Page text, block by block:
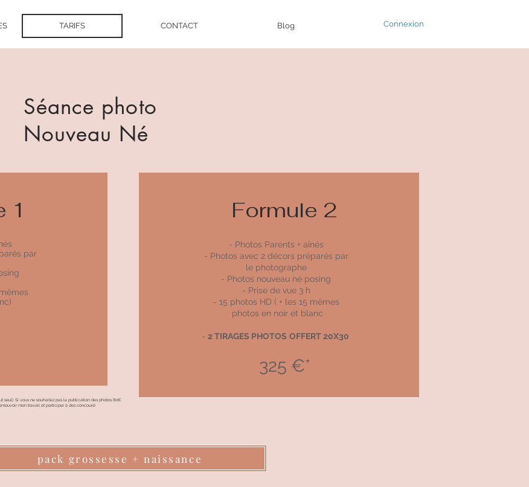
TARIFS CONTACT Blog Connexion
Séance photo
Nouveau Né
1
par
Formule 2
- Photos Parents + aînés
- Photos avec 2 décors préparés par
le photographe
- Photos nouveau né posing
- Prise de vue 3 h
- 15 photos HD ( + les 15 mêmes
photos en noir et blanc
- 2 TIRAGES PHOTOS OFFERT 20X30
325 €*
seul). Si vous ne souhaitez pas la publication des photos 80€
mon travail et participer à des concours)
pack grossesse + naissance